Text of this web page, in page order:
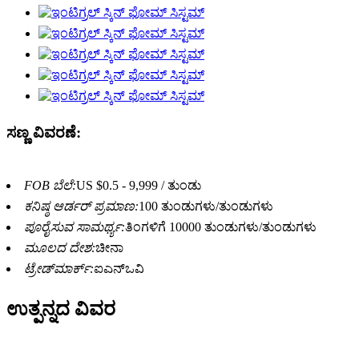
ಸಣ್ಣ ವಿವರಣೆ:
FOB ಬೆಲೆ:US $0.5 - 9,999 / ತುಂಡು
ಕನಿಷ್ಠ ಆರ್ಡರ್ ಪ್ರಮಾಣ:100 ತುಂಡುಗಳು/ತುಂಡುಗಳು
ಪೂರೈಸುವ ಸಾಮರ್ಥ್ಯ:ತಿಂಗಳಿಗೆ 10000 ತುಂಡುಗಳು/ತುಂಡುಗಳು
ಮೂಲದ ದೇಶ:ಚೀನಾ
ಟ್ರೇಡ್‌ಮಾರ್ಕ್:ಐಎನ್‌ಒವಿ
ಉತ್ಪನ್ನದ ವಿವರ